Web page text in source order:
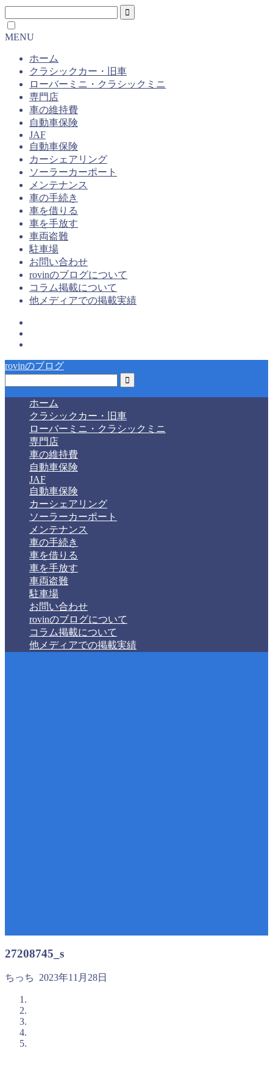
MENU
ホーム
クラシックカー・旧車
ローバーミニ・クラシックミニ
専門店
車の維持費
自動車保険
JAF
自動車保険
カーシェアリング
ソーラーカーポート
メンテナンス
車の手続き
車を借りる
車を手放す
車両盗難
駐車場
お問い合わせ
rovinのブログについて
コラム掲載について
他メディアでの掲載実績
rovinのブログ
ホーム
クラシックカー・旧車
ローバーミニ・クラシックミニ
専門店
車の維持費
自動車保険
JAF
自動車保険
カーシェアリング
ソーラーカーポート
メンテナンス
車の手続き
車を借りる
車を手放す
車両盗難
駐車場
お問い合わせ
rovinのブログについて
コラム掲載について
他メディアでの掲載実績
27208745_s
ちっち 2023年11月28日